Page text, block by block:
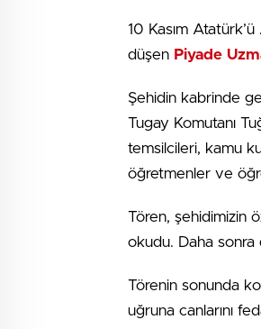
10 Kasım Atatürk’ü
düşen Piyade
Şehidin kabrinde
Tugay Komutanı
temsilcileri, kamu
öğretmenler ve
Tören, şehidimizin
okudu. Daha sonra
Törenin sonunda
uğruna canlarını